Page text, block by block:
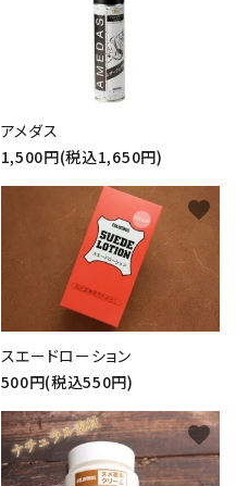
アメダス
1,500円(税込1,650円)
スエードローション
500円(税込550円)
favorite
favorite